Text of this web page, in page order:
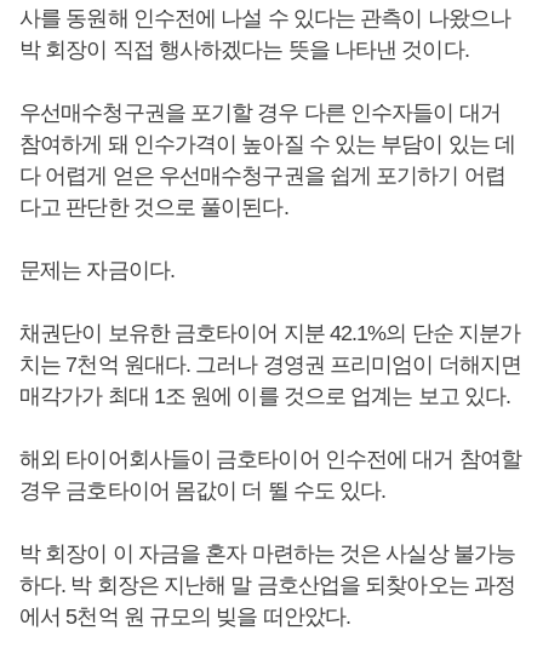
사를 동원해 인수전에 나설 수 있다는 관측이 나왔으나
박 회장이 직접 행사하겠다는 뜻을 나타낸 것이다.
우선매수청구권을 포기할 경우 다른 인수자들이 대거
참여하게 돼 인수가격이 높아질 수 있는 부담이 있는 데
다 어렵게 얻은 우선매수청구권을 쉽게 포기하기 어렵
다고 판단한 것으로 풀이된다.
문제는 자금이다.
채권단이 보유한 금호타이어 지분 42.1%의 단순 지분가
치는 7천억 원대다. 그러나 경영권 프리미엄이 더해지면
매각가가 최대 1조 원에 이를 것으로 업계는 보고 있다.
해외 타이어회사들이 금호타이어 인수전에 대거 참여할
경우 금호타이어 몸값이 더 뛸 수도 있다.
박 회장이 이 자금을 혼자 마련하는 것은 사실상 불가능
하다. 박 회장은 지난해 말 금호산업을 되찾아오는 과정
에서 5천억 원 규모의 빚을 떠안았다.